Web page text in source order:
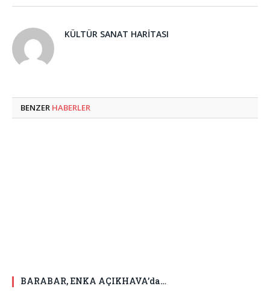
KÜLTÜR SANAT HARITASI
BENZER HABERLER
BARABAR, ENKA AÇIKHAVA’da…